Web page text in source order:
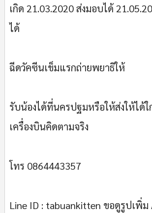
เกิด 21.03.2020 ส่งมอบได้
ได้
ฉีดวัคซีนเข็มแรกถ่ายพยาธิให้
รับน้องได้ที่นครปฐมหรือให้ส่งให้ได้ใ
เครื่องบินคิดตามจริง
โทร 0864443357
Line ID : tabuankitten ขอดูรูปเพิ่ม